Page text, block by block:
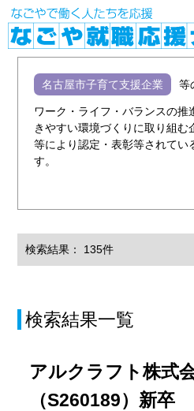
名古屋市子育て支援企業 等
ワーク・ライフ・バランスの推
きやすい環境づくりに取り組む
等により認定・表彰等されてい
す。
検索結果： 135件
検索結果一覧
アルクラフト株式
（S260189）新卒